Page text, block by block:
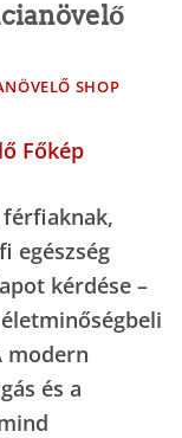
SHOP
egészség
kérdése –
modern
és a